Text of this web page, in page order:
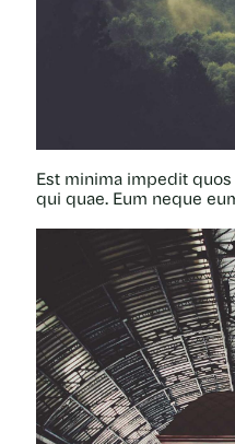
Est minima impedit
qui quae. Eum neque